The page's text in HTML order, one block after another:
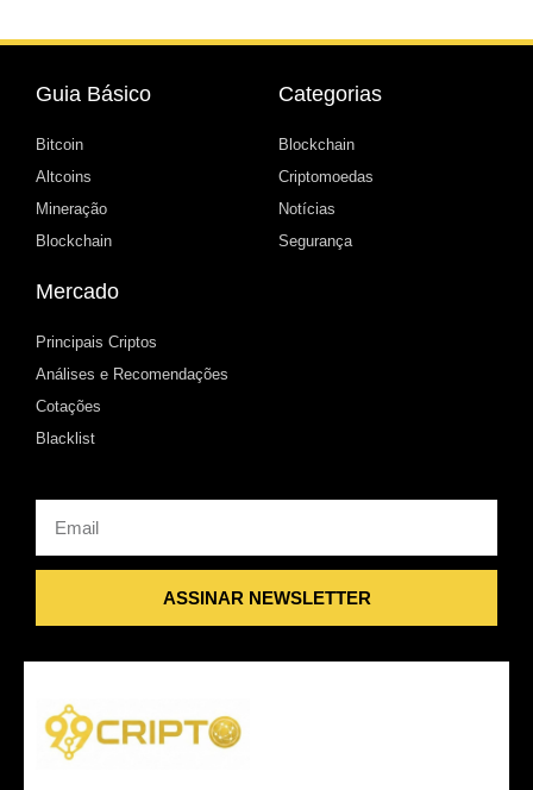
Guia Básico
Bitcoin
Altcoins
Mineração
Blockchain
Categorias
Blockchain
Criptomoedas
Notícias
Segurança
Mercado
Principais Criptos
Análises e Recomendações
Cotações
Blacklist
ASSINAR NEWSLETTER